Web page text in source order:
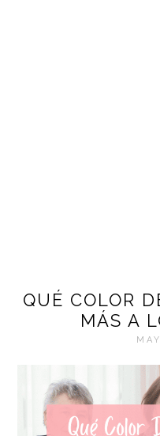
QUÉ COLOR
MÁS A